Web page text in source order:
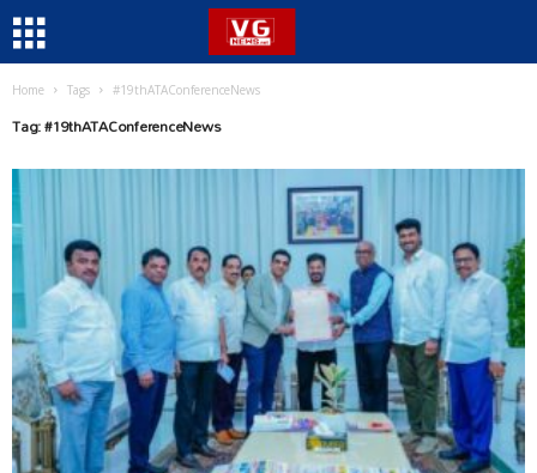
Home Tags #19thATAConferenceNews
Tag: #19thATAConferenceNews